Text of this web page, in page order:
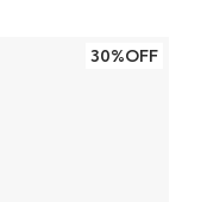
30%OFF